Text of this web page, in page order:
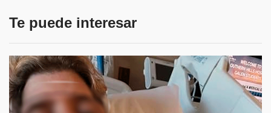
Te puede interesar